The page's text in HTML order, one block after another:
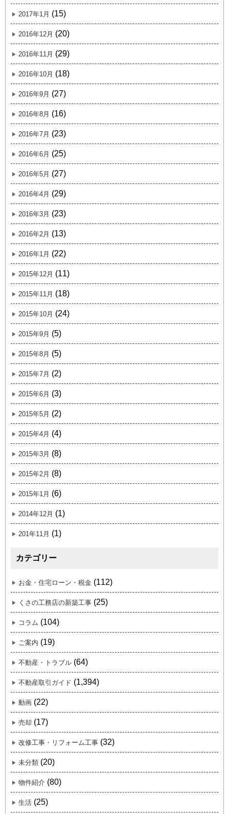
2017年1月 (15)
2016年12月 (20)
2016年11月 (29)
2016年10月 (18)
2016年9月 (27)
2016年8月 (16)
2016年7月 (23)
2016年6月 (25)
2016年5月 (27)
2016年4月 (29)
2016年3月 (23)
2016年2月 (13)
2016年1月 (22)
2015年12月 (11)
2015年11月 (18)
2015年10月 (24)
2015年9月 (5)
2015年8月 (5)
2015年7月 (2)
2015年6月 (3)
2015年5月 (2)
2015年4月 (4)
2015年3月 (8)
2015年2月 (8)
2015年1月 (6)
2014年12月 (1)
201年11月 (1)
カテゴリー
お金・住宅ローン・税金 (112)
くさの工務店の新築工事 (25)
コラム (104)
ご案内 (19)
不動産・トラブル (64)
不動産取引ガイド (1,394)
動画 (22)
売却 (17)
改修工事・リフォーム工事 (32)
未分類 (20)
物件紹介 (80)
生活 (25)